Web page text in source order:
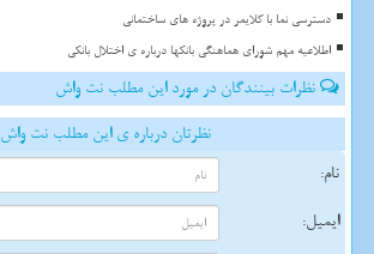
دسترسی نما با کلایمر در پروژه های ساختمانی
اطلاعیه مهم شورای هماهنگی بانکها درباره ی اختلال بانکی
نظرات بینندگان در مورد این مطلب نت واش
نظرتان درباره ی این مطلب نت واش
نام:
ایمیل: